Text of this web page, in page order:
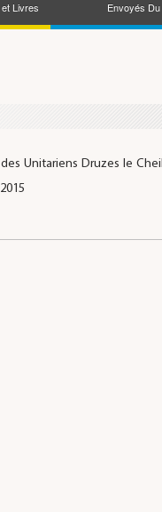
Livres Envoyés
Unitariens Druzes le